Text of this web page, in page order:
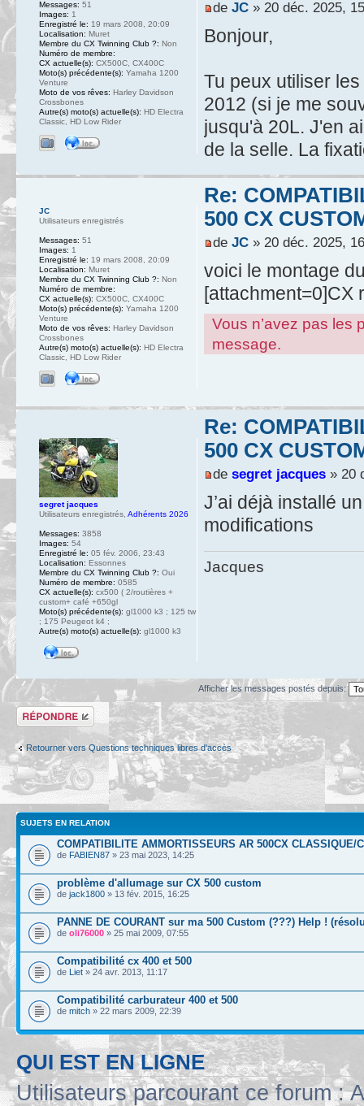
de JC» 20 déc. 2025,
Bonjour,
Tu peux utiliser
2012 (si je me
jusqu'à 20L. J'en
de la selle. La
Messages: 51
Images: 1
Enregistré le: 19 mars 2008, 20:09
Localisation: Muret
Membre du CX Twinning Club ?: Non
Numéro de membre:
CX actuelle(s): CX500C, CX400C
Moto(s) précédente(s): Yamaha 1200
Venture
Moto de vos rêves: Harley Davidson
Crossbones
Autre(s) moto(s) actuelle(s): HD Electra
Classic, HD Low Rider
Re:
500 CX
de JC» 20 déc. 2025,
voici le montage
[attachment=0]CX
Vous n’avez pas les
message.
JC
Utilisateurs enregistrés
Messages: 51
Images: 1
Enregistré le: 19 mars 2008, 20:09
Localisation: Muret
Membre du CX Twinning Club ?: Non
Numéro de membre:
CX actuelle(s): CX500C, CX400C
Moto(s) précédente(s): Yamaha 1200
Venture
Moto de vos rêves: Harley Davidson
Crossbones
Autre(s) moto(s) actuelle(s): HD Electra
Classic, HD Low Rider
Re:
500 CX
de segret jacques» 20
J’ai déjà installé
modifications
Jacques
segret jacques
Utilisateurs enregistrés Adhérents 2026
Messages: 3858
Images: 54
Enregistré le: 05 fév. 2006, 23:43
Localisation: Essonnes
Membre du CX Twinning Club ?: Oui
Numéro de membre: 0585
CX actuelle(s): cx500 ( 2/routières +
custom+ café +650gl
Moto(s) précédente(s): gl1000 k3 ; 125 tw
; 175 Peugeot k4 ;
Autre(s) moto(s) actuelle(s): gl1000 k3
Afficher les messages postés depuis:
Répondre
Retourner vers Questions techniques libres d'accès
SUJETS EN RELATION
COMPATIBILITE AMMORTISSEURS AR 500CX CLASSIQUE/
de FABIEN87 » 23 mai 2023, 14:25
problème d'allumage sur CX 500 custom
de jack1800 » 13 fév. 2015, 16:25
PANNE DE COURANT sur ma 500 Custom (???) Help !
de oli76000 » 25 mai 2009, 07:55
Compatibilité cx 400 et 500
de Liet » 24 avr. 2013, 11:17
Compatibilité carburateur 400 et 500
de mitch » 22 mars 2009, 22:39
QUI EST EN LIGNE
Utilisateurs parcourant ce forum :